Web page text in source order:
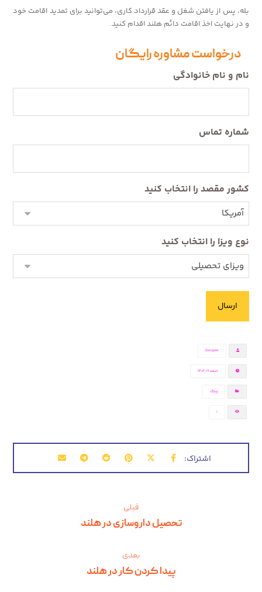
بله، پس از یافتن شغل و عقد قرارداد کاری، می‌توانید برای تمدید اقامت خود
و در نهایت اخذ اقامت دائم هلند اقدام کنید.
درخواست مشاوره رایگان
نام و نام خانوادگی
شماره تماس
کشور مقصد را انتخاب کنید
نوع ویزا را انتخاب کنید
Designer
اسفند ۱۹, ۱۴۰۲
وبلاگ
1
قبلی
تحصیل داروسازی در هلند
بعدی
پیدا کردن کار در هلند